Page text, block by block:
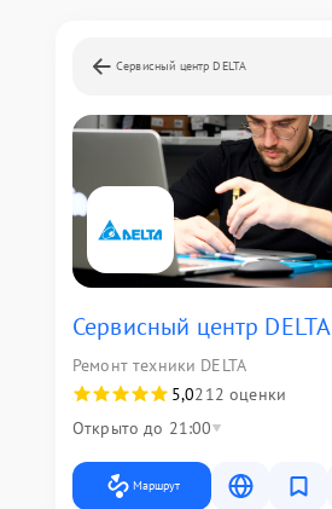
Сервисный центр DELTA
Сервисный центр DELTA
Ремонт техники DELTA
5,0212 оценки
Открыто до 21:00
Маршрут